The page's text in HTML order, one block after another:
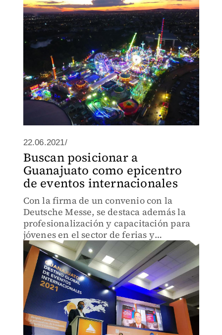
22.06.2021/
Buscan posicionar a
Guanajuato como epicentro
de eventos internacionales
Con la firma de un convenio con la
Deutsche Messe, se destaca además la
profesionalización y capacitación para
jóvenes en el sector de ferias y
exposiciones.